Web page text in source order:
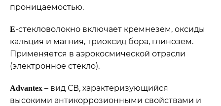
проницаемостью.
Е-стекловолокно включает кремнезем, оксиды
кальция и магния, триоксид бора, глинозем.
Применяется в аэрокосмической отрасли
(электронное стекло).
Advantex – вид СВ, характеризующийся
высокими антикоррозионными свойствами и